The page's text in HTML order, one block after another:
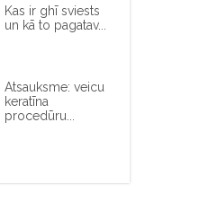
Kas ir ghī sviests
un kā to pagatav...
Atsauksme: veicu
keratīna
procedūru...